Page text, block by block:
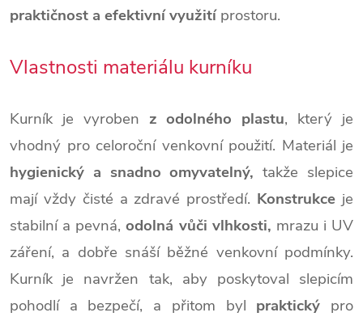
praktičnost a efektivní využitíprostoru.
Vlastnosti materiálu kurníku
Kurník je vyroben z odolného plastu, který je
vhodný pro celoroční venkovní použití. Materiál je
hygienický a snadno omyvatelný, takže slepice
mají vždy čisté a zdravé prostředí. Konstrukce je
stabilní a pevná,odolná vůči vlhkosti, mrazu i UV
záření, a dobře snáší běžné venkovní podmínky.
Kurník je navržen tak, aby poskytoval slepicím
pohodlí a bezpečí, a přitom byl praktický pro